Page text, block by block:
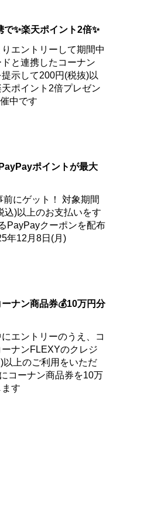
✨楽天ポイント2倍✨
エントリーして期間中
と連携したコーナン
示して200円(税抜)以
天ポイント2倍プレゼン
中です
ポイントが最大
前にゲット！ 対象期間
込)以上のお支払いをす
PayPayクーポンを配布
年12月8日(月)
ナン商品券💰10万円分
エントリーのうえ、コ
ナンFLEXYのクレジ
以上のご利用をいただ
コーナン商品券を10万
す